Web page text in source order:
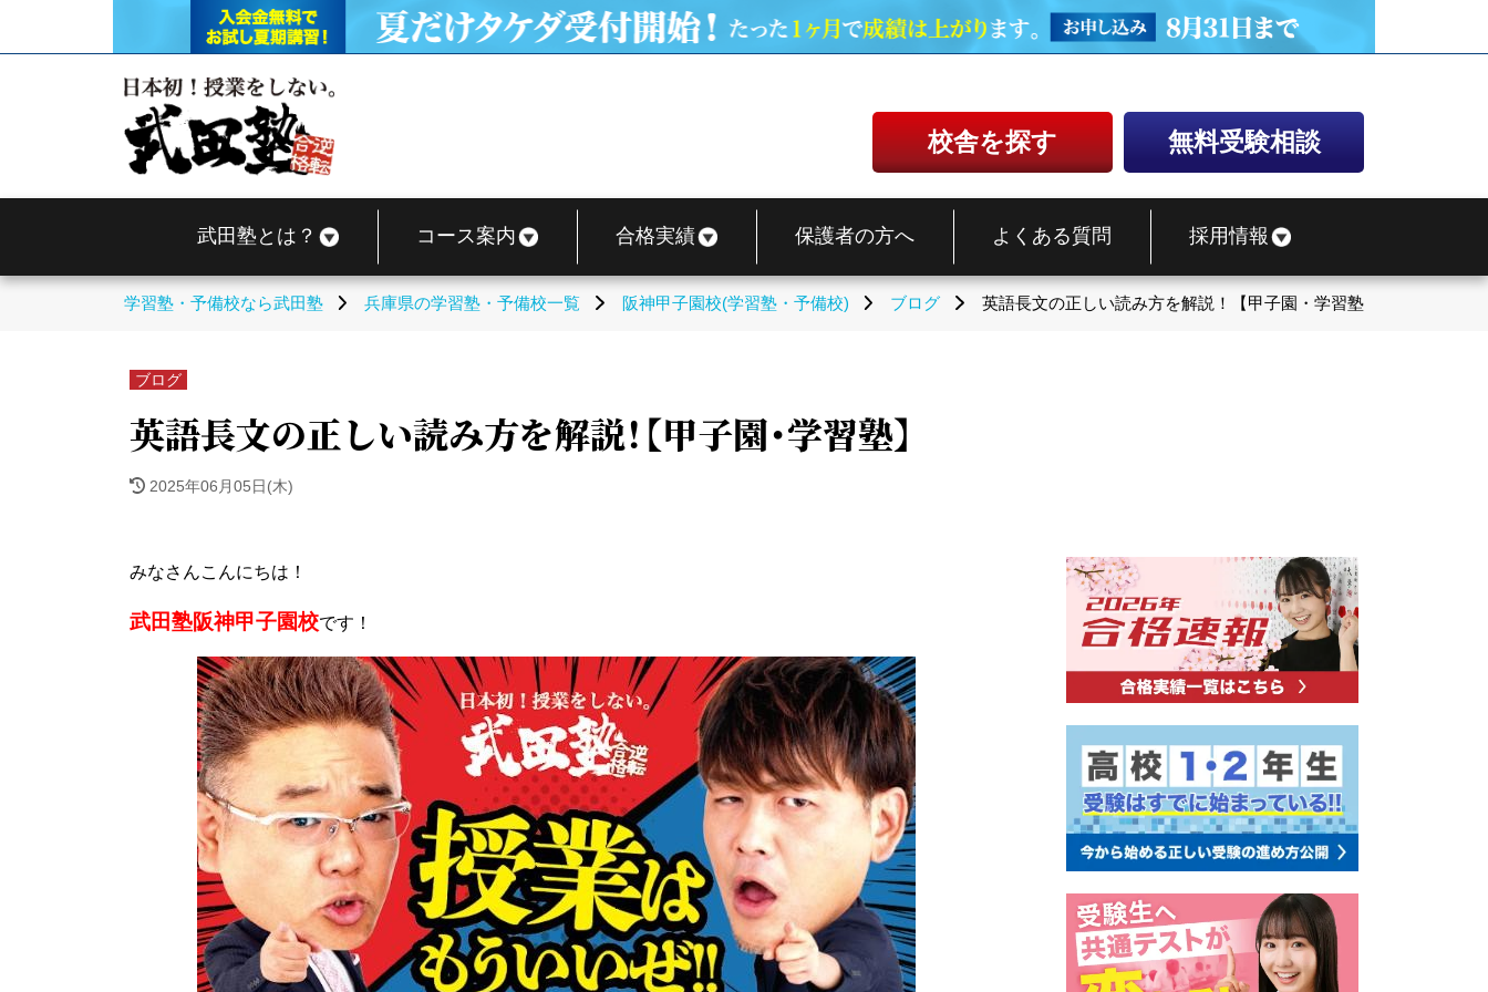
校舎を探す 無料受験相談
武田塾とは？ コース案内 合格実績 保護者の方へ よくある質問 採用情報
学習塾・予備校なら武田塾 兵庫県の学習塾・予備校一覧 阪神甲子園校(学習塾・予備校) ブログ 英語長文の正しい読み方を解説！【甲子園・学習塾】
ブログ
英語長文の正しい読み方を解説！【甲子園・学習塾】
2025年06月05日(木)
みなさんこんにちは！
武田塾阪神甲子園校です！